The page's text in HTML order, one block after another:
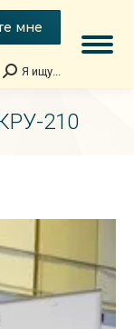
мне
Поиск:
Я ищу...
210